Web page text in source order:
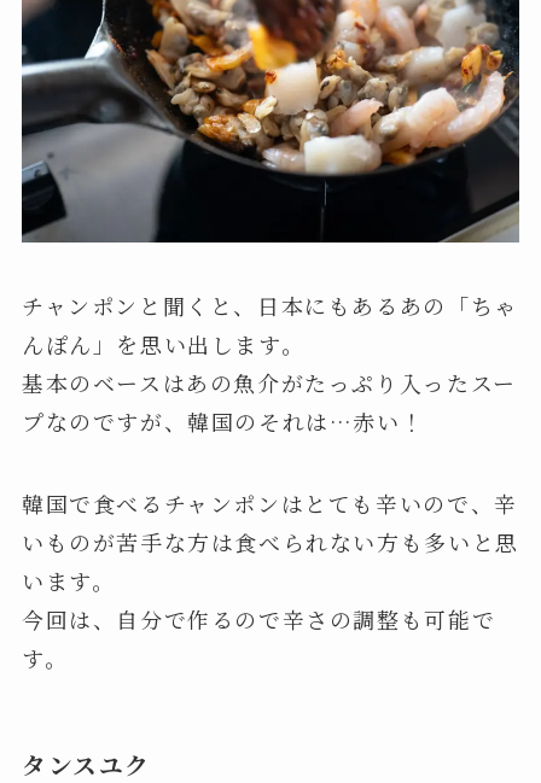
チャンポンと聞くと、日本にもあるあの「ちゃ
んぽん」を思い出します。
基本のベースはあの魚介がたっぷり入ったスー
プなのですが、韓国のそれは…赤い！
韓国で食べるチャンポンはとても辛いので、辛
いものが苦手な方は食べられない方も多いと思
います。
今回は、自分で作るので辛さの調整も可能で
す。
タンスユク